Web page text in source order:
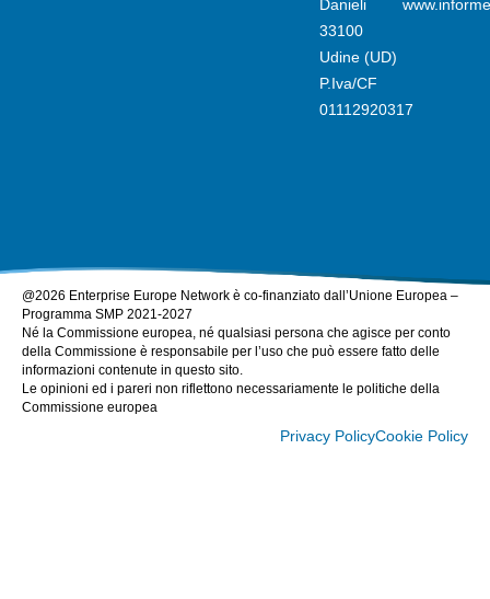
Danieli
33100
Udine (UD)
P.Iva/CF
01112920317
@2026 Enterprise Europe Network è co-finanziato dall’Unione Europea –
Programma SMP 2021-2027
Né la Commissione europea, né qualsiasi persona che agisce per conto
della Commissione è responsabile per l’uso che può essere fatto delle
informazioni contenute in questo sito.
Le opinioni ed i pareri non riflettono necessariamente le politiche della
Commissione europea
Privacy PolicyCookie Policy